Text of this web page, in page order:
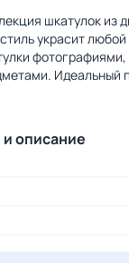
шкатулок из
украсит
Идеальный
описание